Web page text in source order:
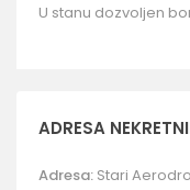
U stanu dozvoljen
ADRESA
Adresa: Stari